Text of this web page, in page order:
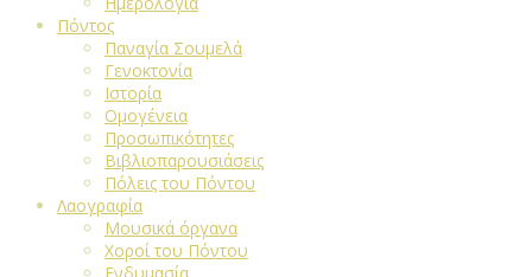
Πόντος
Παναγία Σουμελά
Γενοκτονία
Ιστορία
Ομογένεια
Προσωπικότητες
Βιβλιοπαρουσιάσεις
Πόλεις του Πόντου
Λαογραφία
Μουσικά όργανα
Χοροί του Πόντου